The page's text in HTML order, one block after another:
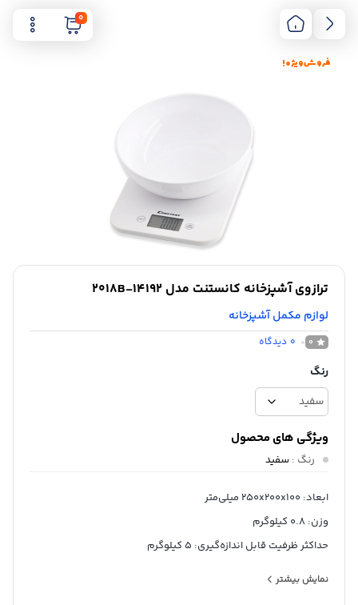
0
فروش ویژه !
ترازوی آشپزخانه کانستنت مدل 14192-2018B
لوازم مکمل آشپزخانه
0
0 دیدگاه
رنگ
ویژگی های محصول
رنگ : سفید
ابعاد: 250x200x100 میلی‌متر
وزن: 0.8 کیلوگرم
حداکثر ظرفیت قابل اندازه‌گیری: 5 کیلوگرم
نمایش بیشتر